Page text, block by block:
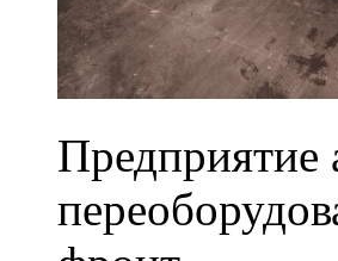
Предприятие